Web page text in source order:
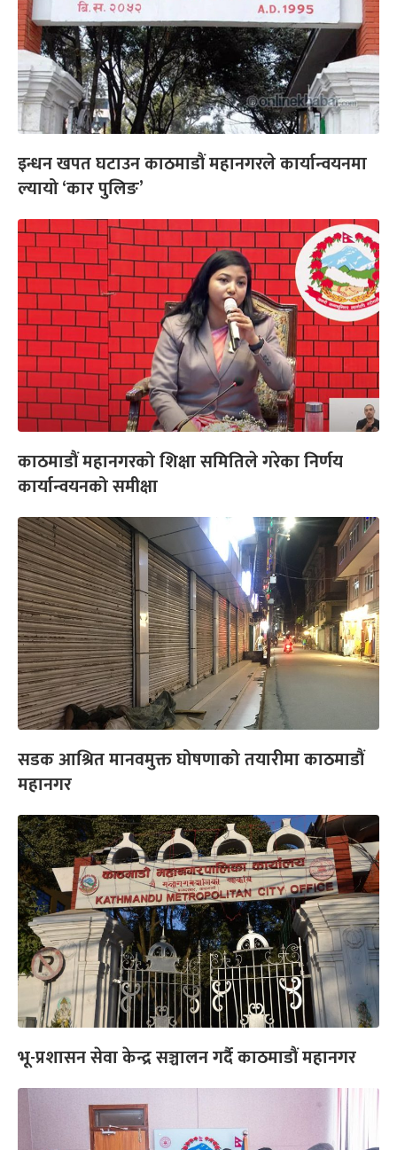
इन्धन खपत घटाउन काठमाडौं महानगरले कार्यान्वयनमा
ल्यायो ‘कार पुलिङ’
काठमाडौं महानगरको शिक्षा समितिले गरेका निर्णय
कार्यान्वयनको समीक्षा
सडक आश्रित मानवमुक्त घोषणाको तयारीमा काठमाडौं
महानगर
भू-प्रशासन सेवा केन्द्र सञ्चालन गर्दै काठमाडौं महानगर